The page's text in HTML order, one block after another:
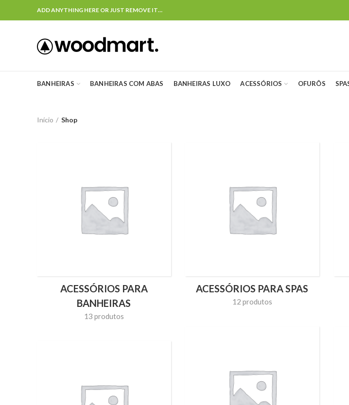
ADD ANYTHING HERE OR JUST REMOVE IT…
BANHEIRAS BANHEIRAS COM ABAS BANHEIRAS LUXO ACESSÓRIOS OFURÔS
Início Shop
ACESSÓRIOS PARA
BANHEIRAS
13 produtos
ACESSÓRIOS PARA SPAS
12 produtos